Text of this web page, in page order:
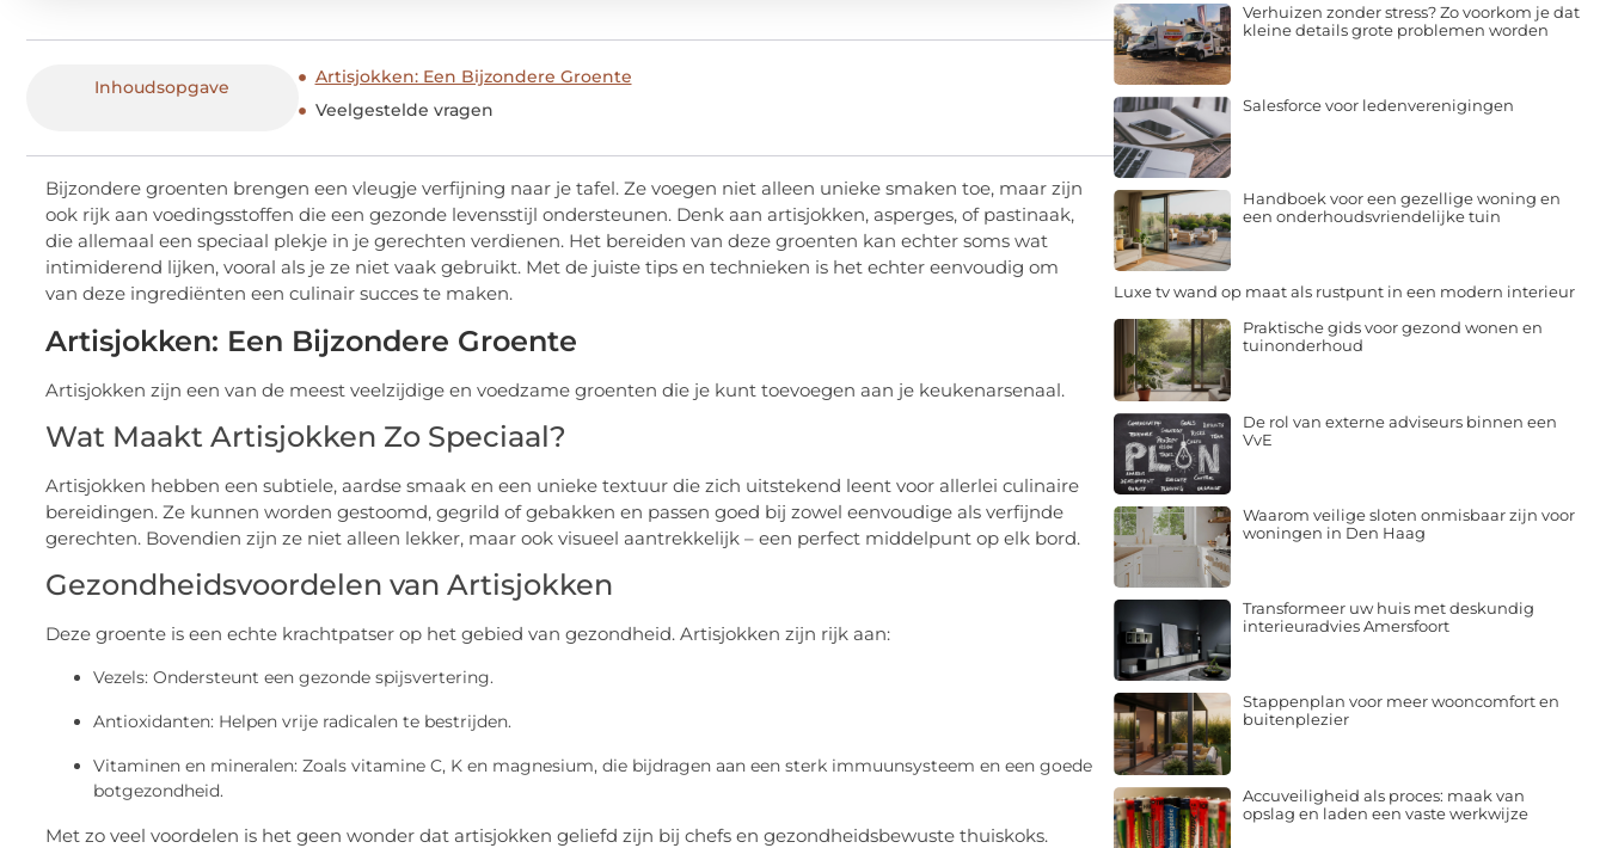
Inhoudsopgave
Artisjokken: Een Bijzondere Groente
Veelgestelde vragen
Bijzondere groenten brengen een vleugje verfijning naar je tafel. Ze voegen niet alleen unieke smaken toe, maar zijn
ook rijk aan voedingsstoffen die een gezonde levensstijl ondersteunen. Denk aan artisjokken, asperges, of pastinaak,
die allemaal een speciaal plekje in je gerechten verdienen. Het bereiden van deze groenten kan echter soms wat
intimiderend lijken, vooral als je ze niet vaak gebruikt. Met de juiste tips en technieken is het echter eenvoudig om
van deze ingrediënten een culinair succes te maken.
Artisjokken: Een Bijzondere Groente
Artisjokken zijn een van de meest veelzijdige en voedzame groenten die je kunt toevoegen aan je keukenarsenaal.
Wat Maakt Artisjokken Zo Speciaal?
Artisjokken hebben een subtiele, aardse smaak en een unieke textuur die zich uitstekend leent voor allerlei culinaire
bereidingen. Ze kunnen worden gestoomd, gegrild of gebakken en passen goed bij zowel eenvoudige als verfijnde
gerechten. Bovendien zijn ze niet alleen lekker, maar ook visueel aantrekkelijk – een perfect middelpunt op elk bord.
Gezondheidsvoordelen van Artisjokken
Deze groente is een echte krachtpatser op het gebied van gezondheid. Artisjokken zijn rijk aan:
Vezels: Ondersteunt een gezonde spijsvertering.
Antioxidanten: Helpen vrije radicalen te bestrijden.
Vitaminen en mineralen: Zoals vitamine C, K en magnesium, die bijdragen aan een sterk immuunsysteem en een goede
botgezondheid.
Met zo veel voordelen is het geen wonder dat artisjokken geliefd zijn bij chefs en gezondheidsbewuste thuiskoks.
Verhuizen zonder stress? Zo voorkom je dat
kleine details grote problemen worden
Salesforce voor ledenverenigingen
Handboek voor een gezellige woning en
een onderhoudsvriendelijke tuin
Luxe tv wand op maat als rustpunt in een modern interieur
Praktische gids voor gezond wonen en
tuinonderhoud
De rol van externe adviseurs binnen een
VvE
Waarom veilige sloten onmisbaar zijn voor
woningen in Den Haag
Transformeer uw huis met deskundig
interieuradvies Amersfoort
Stappenplan voor meer wooncomfort en
buitenplezier
Accuveiligheid als proces: maak van
opslag en laden een vaste werkwijze